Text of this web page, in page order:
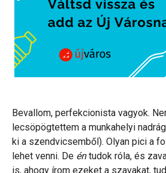
Bevallom, perfekcionista vagyok.
lecsöpögtettem a munkahelyi
ki a szendvicsemből). Olyan pici a
lehet venni. De éntudok róla, és
is, ahogy írom ezeket a szavakat,